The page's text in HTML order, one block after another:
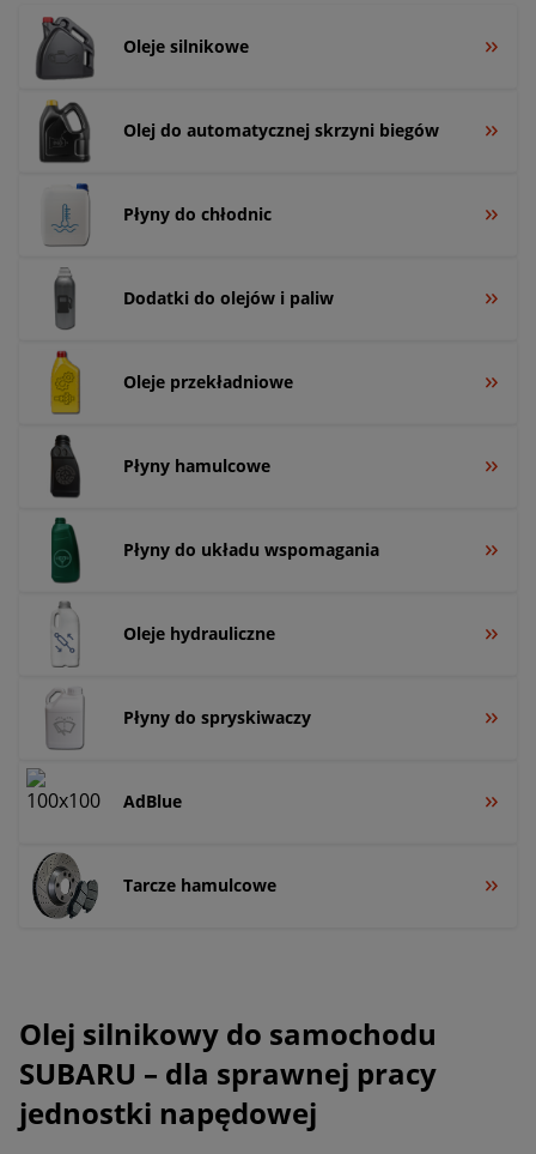
Oleje silnikowe
Olej do automatycznej skrzyni biegów
Płyny do chłodnic
Dodatki do olejów i paliw
Oleje przekładniowe
Płyny hamulcowe
Płyny do układu wspomagania
Oleje hydrauliczne
Płyny do spryskiwaczy
AdBlue
Tarcze hamulcowe
Olej silnikowy do samochodu
SUBARU – dla sprawnej pracy
jednostki napędowej